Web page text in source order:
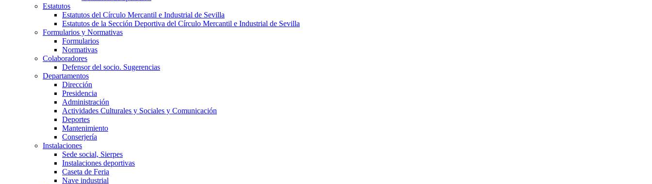
Estatutos
Estatutos del Círculo Mercantil e Industrial de Sevilla
Estatutos de la Sección Deportiva del Círculo Mercantil e Industrial de Sevilla
Formularios y Normativas
Formularios
Normativas
Colaboradores
Defensor del socio. Sugerencias
Departamentos
Dirección
Presidencia
Administración
Actividades Culturales y Sociales y Comunicación
Deportes
Mantenimiento
Conserjería
Instalaciones
Sede social, Sierpes
Instalaciones deportivas
Caseta de Feria
Nave industrial